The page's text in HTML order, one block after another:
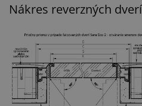
Nákres reverzných